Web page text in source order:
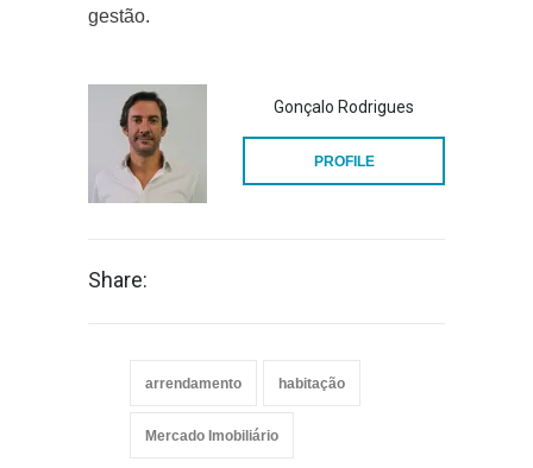
gestão.
Gonçalo Rodrigues
PROFILE
Share:
arrendamento habitação
Mercado Imobiliário